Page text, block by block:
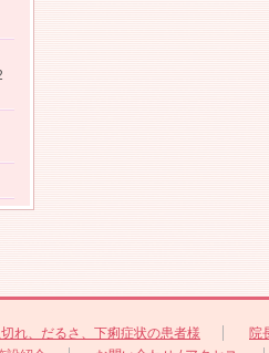
れ、だるさ、下痢症状の患者様
院